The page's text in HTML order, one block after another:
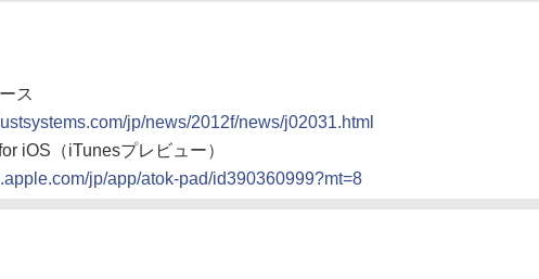
ス
jp/news/2012f/news/j02031.html
iOS（iTunesプレビュー）
jp/app/atok-pad/id390360999?mt=8